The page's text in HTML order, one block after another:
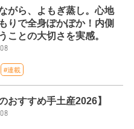
がら、よもぎ蒸し。心地
りで全身ぽかぽか！内側
ことの大切さを実感。
#連載
おすすめ手土産2026】